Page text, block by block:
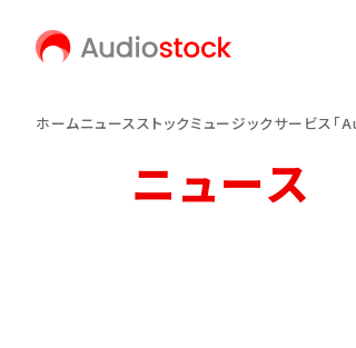
ホームニュース ストックミュージックサービス
ニュース